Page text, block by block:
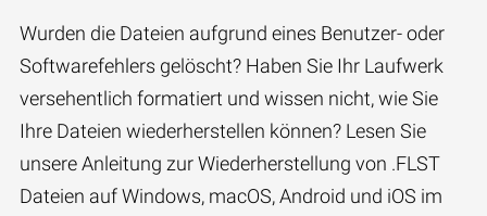
Wurden die Dateien aufgrund eines Benutzer- oder
Softwarefehlers gelöscht? Haben Sie Ihr Laufwerk
versehentlich formatiert und wissen nicht, wie Sie
Ihre Dateien wiederherstellen können? Lesen Sie
unsere Anleitung zur Wiederherstellung von .FLST
Dateien auf Windows, macOS, Android und iOS im